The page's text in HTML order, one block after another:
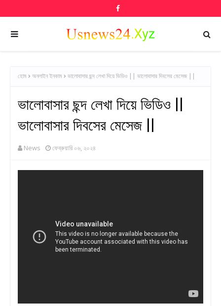
হোম অনলাইন ইনকাম ভালোবাসার ছন্দ লেখা দিয়ে ভিডিও || ভালোবাসার দিবসের মেসেজ ||
ভালোবাসার ছন্দ লেখা দিয়ে ভিডিও ||
ভালোবাসার দিবসের মেসেজ ||
News ফেব্রুয়ারি ০৬, ২০২৪